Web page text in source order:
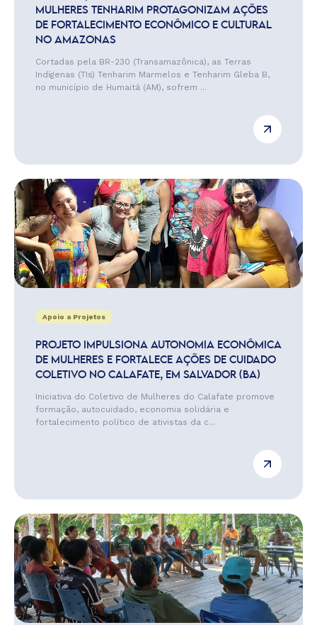
MULHERES TENHARIM PROTAGONIZAM AÇÕES
DE FORTALECIMENTO ECONÔMICO E CULTURAL
NO AMAZONAS
Cortadas pela BR-230 (Transamazônica), as Terras
Indígenas (TIs) Tenharim Marmelos e Tenharim Gleba B,
no município de Humaitá (AM), sofrem ...
Apoio a Projetos
PROJETO IMPULSIONA AUTONOMIA ECONÔMICA
DE MULHERES E FORTALECE AÇÕES DE CUIDADO
COLETIVO NO CALAFATE, EM SALVADOR (BA)
Iniciativa do Coletivo de Mulheres do Calafate promove
formação, autocuidado, economia solidária e
fortalecimento político de ativistas da c...